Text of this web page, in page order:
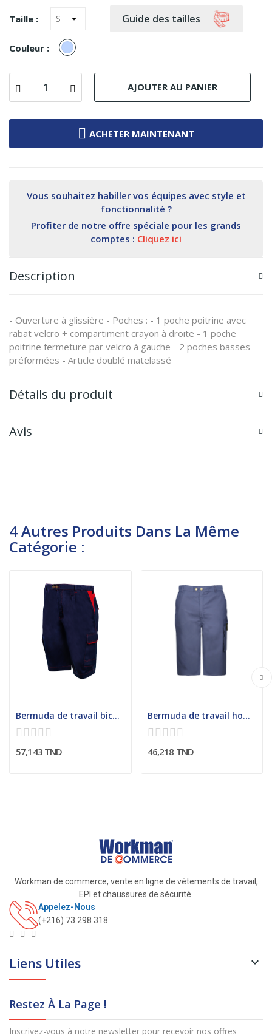
Taille : Guide des tailles
Couleur : gris
bleu
AJOUTER AU PANIER
ACHETER MAINTENANT
Vous souhaitez habiller vos équipes avec style et
fonctionnalité ?
Profiter de notre offre spéciale pour les grands
comptes : Cliquez ici
Description
- Ouverture à glissière - Poches : - 1 poche poitrine avec
rabat velcro + compartiment crayon à droite - 1 poche
poitrine fermeture par velcro à gauche - 2 poches basses
préformées - Article doublé matelassé
Détails du produit
Avis
4 Autres Produits Dans La Même
Catégorie :
Bermuda de travail bicolore homme
57,143 TND
Bermuda de travail homme dos droit
46,218 TND
Workman de commerce, vente en ligne de vêtements de travail,
EPI et chaussures de sécurité.
Appelez-Nous
(+216) 73 298 318
Liens Utiles 
Restez À La Page !
Inscrivez-vous à notre newsletter pour recevoir nos offres